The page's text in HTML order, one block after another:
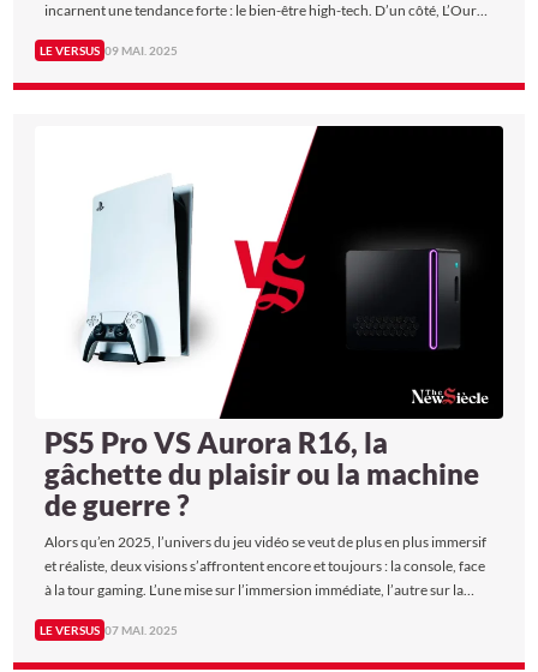
incarnent une tendance forte : le bien-être high-tech. D’un côté, L’Oura
l’autre, le Peloton Bike+ transforme votre salon en véritable salle de
sport. Deux visions, pour un même objectif : repenser le luxe à travers le
Siècle, bien décidé à en décoder les promesses. Alors, voyons lequel
mérite vraiment sa place dans votre quotidien…
LE VERSUS 09 MAI. 2025
PS5 Pro VS Aurora R16, la
gâchette du plaisir ou la machine
de guerre ?
Alors qu’en 2025, l’univers du jeu vidéo se veut de plus en plus immersif
et réaliste, deux visions s’affrontent encore et toujours : la console, face
à la tour gaming. L’une mise sur l’immersion immédiate, l’autre sur la
PS5, console la plus convoitée du marché. De l’autre, l’Aurora R16
d’Alienware, une véritable machine de guerre pensée pour les puristes
LE VERSUS 07 MAI. 2025